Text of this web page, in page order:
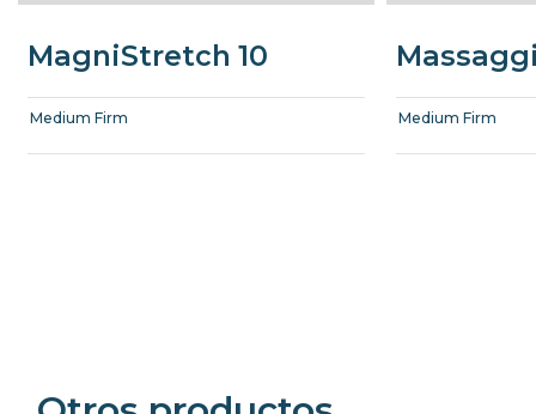
MagniStretch 10
Medium Firm Medium Firm